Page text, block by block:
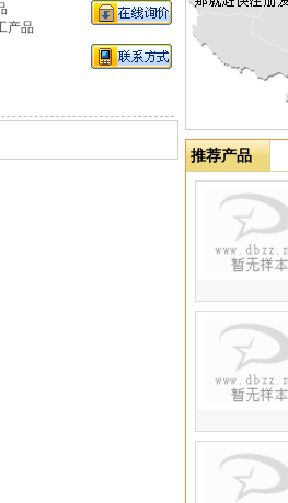
产品
推荐产品